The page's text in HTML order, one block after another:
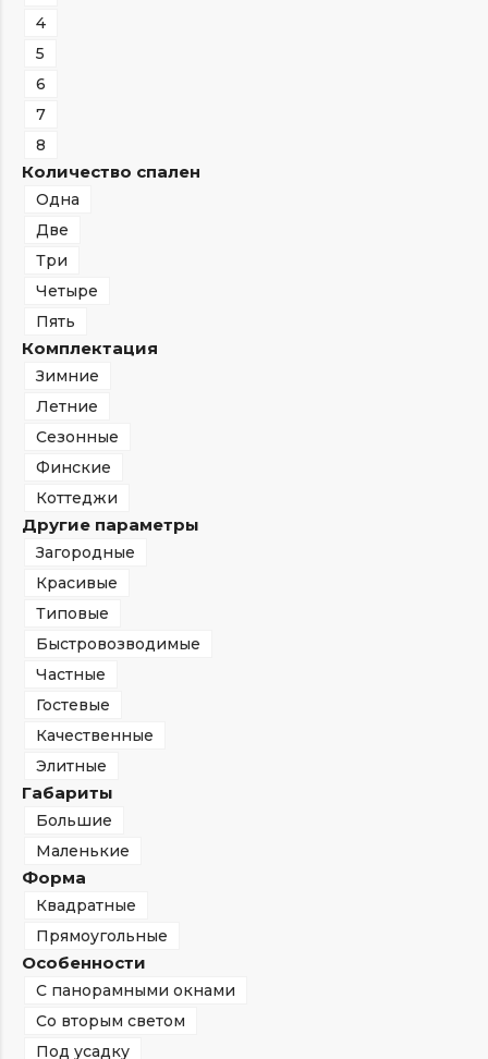
4
5
6
7
8
Количество спален
Одна
Две
Три
Четыре
Пять
Комплектация
Зимние
Летние
Сезонные
Финские
Коттеджи
Другие параметры
Загородные
Красивые
Типовые
Быстровозводимые
Частные
Гостевые
Качественные
Элитные
Габариты
Большие
Маленькие
Форма
Квадратные
Прямоугольные
Особенности
С панорамными окнами
Со вторым светом
Под усадку